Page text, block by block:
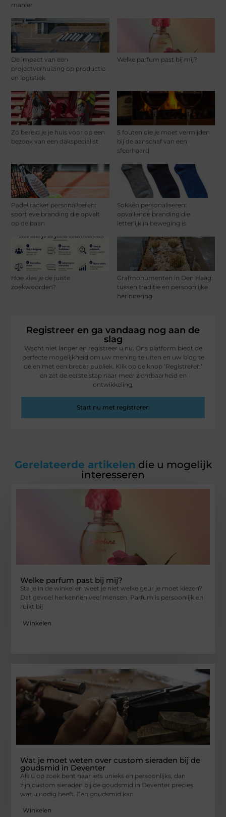
manier
De impact van een
projectverhuizing op productie
en logistiek
Welke parfum past bij mij?
Zó bereid je je huis voor op een
bezoek van een dakspecialist
5 fouten die je moet vermijden
bij de aanschaf van een
sfeerhaard
Padel racket personaliseren:
sportieve branding die opvalt
op de baan
Sokken personaliseren:
opvallende branding die
letterlijk in beweging is
Hoe kies je de juiste
zoekwoorden?
Grafmonumenten in Den Haag:
tussen traditie en persoonlijke
herinnering
Registreer en ga vandaag nog aan de
slag
Wacht niet langer en registreer u nu. Ons platform biedt de
perfecte mogelijkheid om uw mening te uiten en uw blog te
delen met een breder publiek. Klik op de knop ‘Registreren’
en zet de eerste stap naar meer zichtbaarheid en
ontwikkeling.
Start nu met registreren
Gerelateerde artikelen die u mogelijk
interesseren
Welke parfum past bij mij?
Sta je in de winkel en weet je niet welke geur je moet kiezen?
Dat gevoel herkennen veel mensen. Parfum is persoonlijk en
ruikt bij
Winkelen
Wat je moet weten over custom sieraden bij de
goudsmid in Deventer
Als u op zoek bent naar iets unieks en persoonlijks, dan
zijn custom sieraden bij de goudsmid in Deventer precies
wat u nodig heeft. Een goudsmid kan
Winkelen